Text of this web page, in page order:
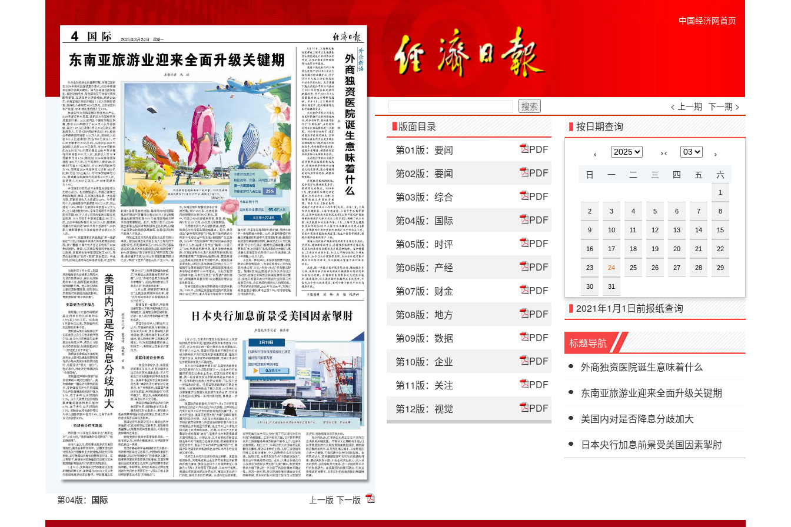
第04版： 国际 上一版 下一版
中国经济网首页
< 上一期 下一期 >
版面目录
第01版：要闻
PDF
第02版：要闻
PDF
第03版：综合
PDF
第04版：国际
PDF
第05版：时评
PDF
第06版：产经
PDF
第07版：财金
PDF
第08版：地方
PDF
第09版：数据
PDF
第10版：企业
PDF
第11版：关注
PDF
第12版：视觉
PDF
按日期查询
‹ ›‹ ›
日 一 二 三 四 五 六
1
2 3 4 5 6 7 8
9 10 11 12 13 14 15
16 17 18 19 20 21 22
23 24 25 26 27 28 29
30 31
2021年1月1日前报纸查询
标题导航
外商独资医院诞生意味着什么
东南亚旅游业迎来全面升级关键期
美国内对是否降息分歧加大
日本央行加息前景受美国因素掣肘